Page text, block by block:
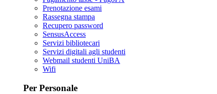
Prenotazione esami
Rassegna stampa
Recupero password
SensusAccess
Servizi bibliotecari
Servizi digitali agli studenti
Webmail studenti UniBA
Wifi
Per Personale